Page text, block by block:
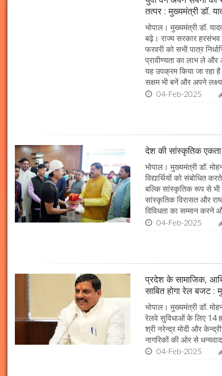
तत्पर : मुख्यमंत्री डॉ.
भोपाल। मुख्यमंत्री डॉ.
बढ़े। राज्य सरकार
फरवरी को सभी पात्र
प्रावीण्यता का लाभ ले और
यह उपक्रम किया जा रहा
सक्षम भी बनें और अपने
04-Feb-2025
देश की सांस्कृतिक
भोपाल। मुख्यमंत्री डॉ.
विद्यार्थियों को संबोधित
बल्कि सांस्कृतिक रूप से भी
सांस्कृतिक विरासत और
विविधता का सम्मान
04-Feb-2025
प्रदेश के सामाजिक,
साबित होगा रेल बजट :
भोपाल। मुख्यमंत्री डॉ.
रेलवे सुविधाओं के लिए 14
श्री नरेन्द्र मोदी और
नागरिकों की ओर से
04-Feb-2025